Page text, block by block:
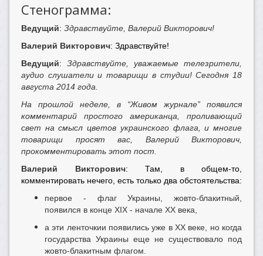
Стенограмма:
Ведущий: Здравствуйте, Валерий Викторович!
Валерий Викторович: Здравствуйте!
Ведущий: Здравствуйте, уважаемые телезрители,
аудио слушатели и товарищи в студии! Сегодня 18
августа 2014 года.
На прошлой неделе, в “Живом журнале” появился
комментарий простого американца, проливающий
свет на смысл цветов украинского флага, и многие
товарищи просят вас, Валерий Викторович,
прокомментировать этот пост.
Валерий Викторович: Там, в общем-то,
комментировать нечего, есть только два обстоятельства:
первое - флаг Украины, жовто-блакитный,
появился в конце XIX - начале XX века,
а эти ленточкии появились уже в XX веке, но когда
государства Украины еще не существовало под
жовто-блакитным флагом.